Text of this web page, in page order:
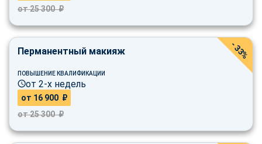
от 25 300 ₽
Перманентный макияж
ПОВЫШЕНИЕ КВАЛИФИКАЦИИ
от 2-х недель
от 16 900 ₽
от 25 300 ₽
- 33%
ChatApp
Мессенджеры
Свяжитесь с нами через любой удобный мессенджер!
Telegram
Vkontakte EMail